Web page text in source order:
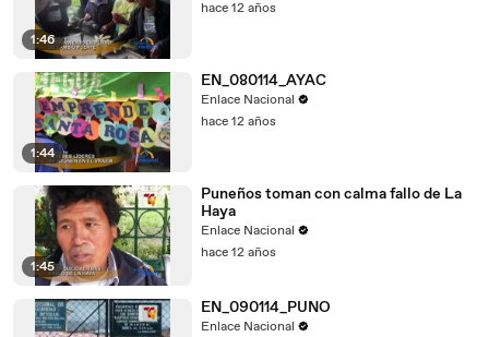
1:46
hace 12 años
1:44
EN_080114_AYAC
Enlace Nacional
hace 12 años
1:45
Puneños toman con calma fallo de La
Haya
Enlace Nacional
hace 12 años
EN_090114_PUNO
Enlace Nacional